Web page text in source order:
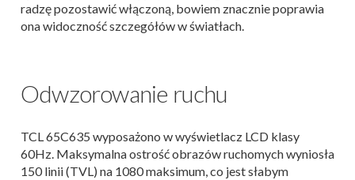
radzę pozostawić włączoną, bowiem znacznie poprawia
ona widoczność szczegółów w światłach.
Odwzorowanie ruchu
TCL 65C635 wyposażono w wyświetlacz LCD klasy
60Hz. Maksymalna ostrość obrazów ruchomych wyniosła
150 linii (TVL) na 1080 maksimum, co jest słabym